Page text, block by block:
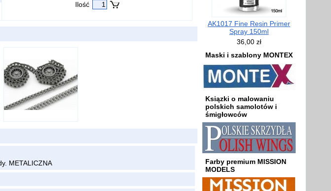
Ilość
METALICZNA
AK1017 Fine Resin Primer
Spray 150ml
36,00 zł
Maski i szablony MONTEX
Ksiązki o malowaniu
polskich samolotów i
śmigłowców
Farby premium MISSION
MODELS